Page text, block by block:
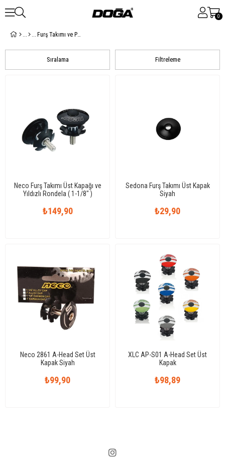
0
Furş Takımı ve Parçaları
Filtreleme
Sıralama
Neco Furş Takımı Üst Kapağı ve
Yıldızlı Rondela ( 1-1/8" )
₺149,90
Sedona Furş Takımı Üst Kapak
Siyah
₺29,90
Neco 2861 A-Head Set Üst
Kapak Siyah
₺99,90
XLC AP-S01 A-Head Set Üst
Kapak
₺98,89